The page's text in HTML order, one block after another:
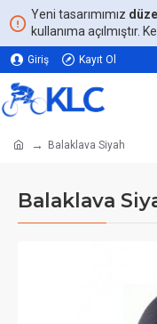
Yeni tasarımımız
kullanıma açılmıştır.
Giriş Kayıt Ol
Balaklava Siyah
Balaklava